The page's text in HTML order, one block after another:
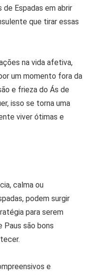
de Espadas em abrir
que tirar essas
na vida afetiva,
um momento fora da
e frieza do Ás de
isso se torna uma
viver ótimas e
calma ou
podem surgir
para serem
Paus são bons
e